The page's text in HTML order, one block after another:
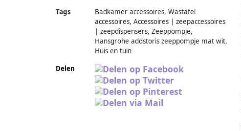
Tags
Badkamer accessoires, Wastafel
accessoires, Accessoires | zeepaccessoires
| zeepdispensers, Zeeppompje,
Hansgrohe addstoris zeeppompje mat wit,
Huis en tuin
Delen